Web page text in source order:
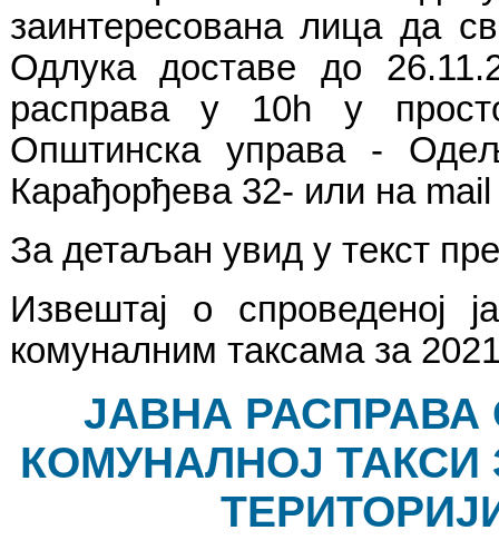
заинтересована лица да
Одлука доставе до
расправа у 10h у
Општинска управа -
Карађорђева 32- или на
За детаљан увид у текст
Извештај о спроведеној
комуналним таксама за
ЈАВНА РАСПРАВА
КОМУНАЛНОЈ ТАКСИ